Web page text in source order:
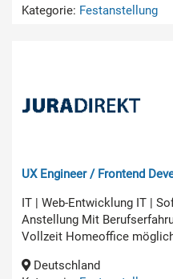
Kategorie: Festanstellung
UX Engineer / Frontend
IT | Web-Entwicklung IT |
Anstellung Mit
Vollzeit Homeoffice
Deutschland